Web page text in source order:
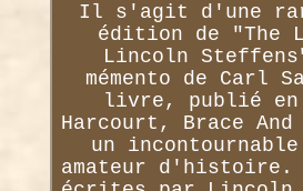
Il s'agit d'une
édition de "The
Lincoln
mémento de Carl
livre, publié en
Harcourt, Brace And
un
amateur